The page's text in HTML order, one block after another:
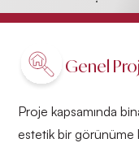
Genel
Proje kapsamında
estetik bir görünüme